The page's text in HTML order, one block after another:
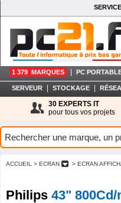
1 379 MARQUES PC
SERVEUR STOCKAGE
30 EXPERTS IT
pour tous vos projets
ACCUEIL > ECRAN > ECRAN
Philips 43" 800Cd/